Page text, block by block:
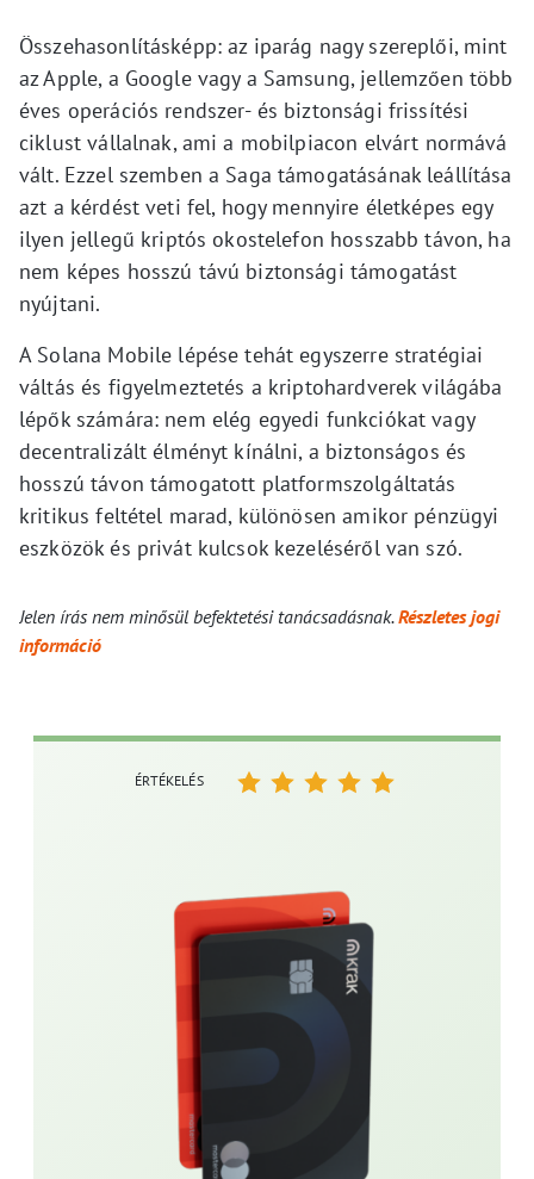
Összehasonlításképp: az iparág nagy szereplői, mint
az Apple, a Google vagy a Samsung, jellemzően több
éves operációs rendszer- és biztonsági frissítési
ciklust vállalnak, ami a mobilpiacon elvárt normává
vált. Ezzel szemben a Saga támogatásának leállítása
azt a kérdést veti fel, hogy mennyire életképes egy
ilyen jellegű kriptós okostelefon hosszabb távon, ha
nem képes hosszú távú biztonsági támogatást
nyújtani.
A Solana Mobile lépése tehát egyszerre stratégiai
váltás és figyelmeztetés a kriptohardverek világába
lépők számára: nem elég egyedi funkciókat vagy
decentralizált élményt kínálni, a biztonságos és
hosszú távon támogatott platformszolgáltatás
kritikus feltétel marad, különösen amikor pénzügyi
eszközök és privát kulcsok kezeléséről van szó.
Jelen írás nem minősül befektetési tanácsadásnak.Részletes jogi
információ
ÉRTÉKELÉS